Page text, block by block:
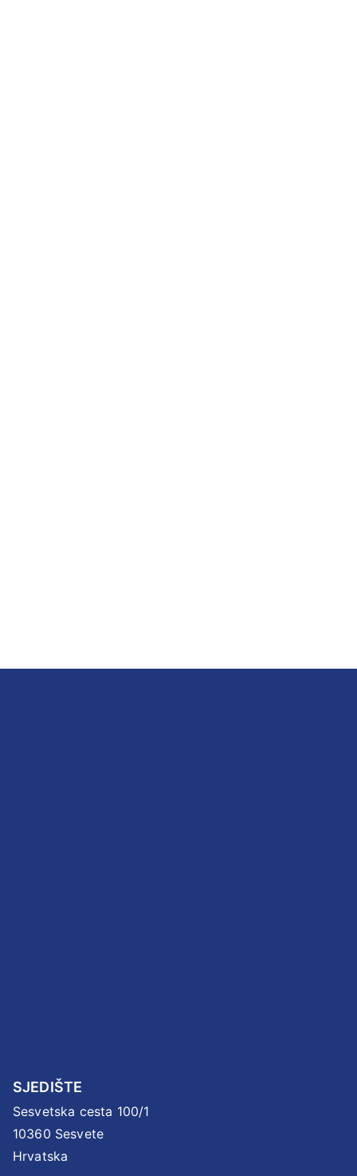
SJEDIŠTE
Sesvetska cesta 100/1
10360 Sesvete
Hrvatska